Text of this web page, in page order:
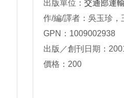
出版單位： 交通部運
作/編/譯者：吳玉珍，
GPN：1009002938
出版／創刊日期：
價格：200